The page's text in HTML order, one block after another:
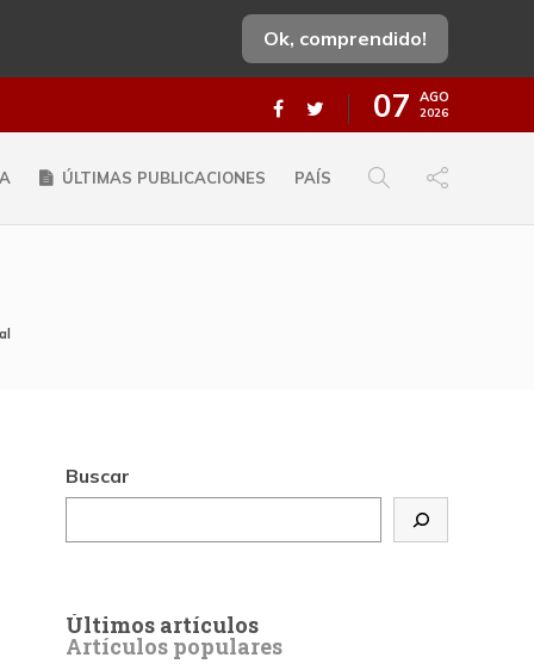
Ok, comprendido!
07 AGO
2026
ÚLTIMAS PUBLICACIONES PAÍS
Buscar
Últimos artículos
Artículos populares